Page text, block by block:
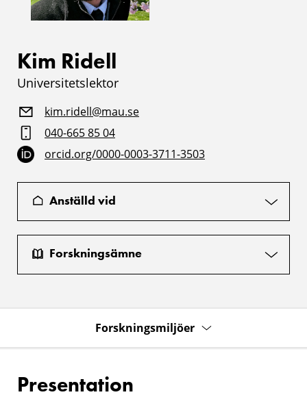
Kim Ridell
Universitetslektor
kim.ridell@mau.se
040-665 85 04
orcid.org/0000-0003-3711-3503
Anställd vid
Forskningsämne
Forskningsmiljöer
Presentation